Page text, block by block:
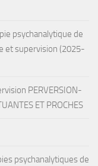
psychanalytique de
et supervision (2025-
PERVERSION-
ET PROCHES
psychanalytiques de